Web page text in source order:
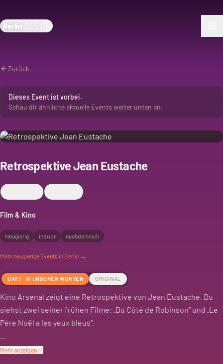
Berlin 20:51
Zurück
Dieses Event ist vorbei.
Schau dir ähnliche aktuelle Events weiter unten an.
Retrospektive Jean Eustache
Film & Kino
Neugierig indoor nachdenklich
Mehr neugierige Events in Berlin →
DAYT · IN UNSEREN WORTEN ORIGINAL
Kino Arsenal zeigt eine Retrospektive von Jean Eustache. Du
siehst zwei seiner frühen Filme: „Du Côté de Robinson“ und „Le
Père Noël a les yeux bleus“.
„Du Côté de Robinson“ ist Eustaches Debüt. Er drehte ihn auf
Mehr anzeigen